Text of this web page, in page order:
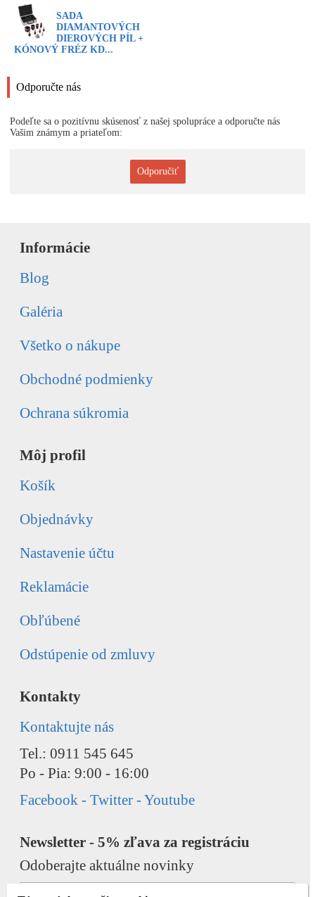
SADA
DIAMANTOVÝCH
DIEROVÝCH PÍL +
KÓNOVÝ FRÉZ KD...
Odporučte nás
Podeľte sa o pozitívnu skúsenosť z našej spolupráce a odporučte nás
Vašim známym a priateľom:
Odporučiť
Informácie
Blog
Galéria
Všetko o nákupe
Obchodné podmienky
Ochrana súkromia
Môj profil
Košík
Objednávky
Nastavenie účtu
Reklamácie
Obľúbené
Odstúpenie od zmluvy
Kontakty
Kontaktujte nás
Tel.: 0911 545 645
Po - Pia: 9:00 - 16:00
Facebook - Twitter - Youtube
Newsletter - 5% zľava za registráciu
Odoberajte aktuálne novinky